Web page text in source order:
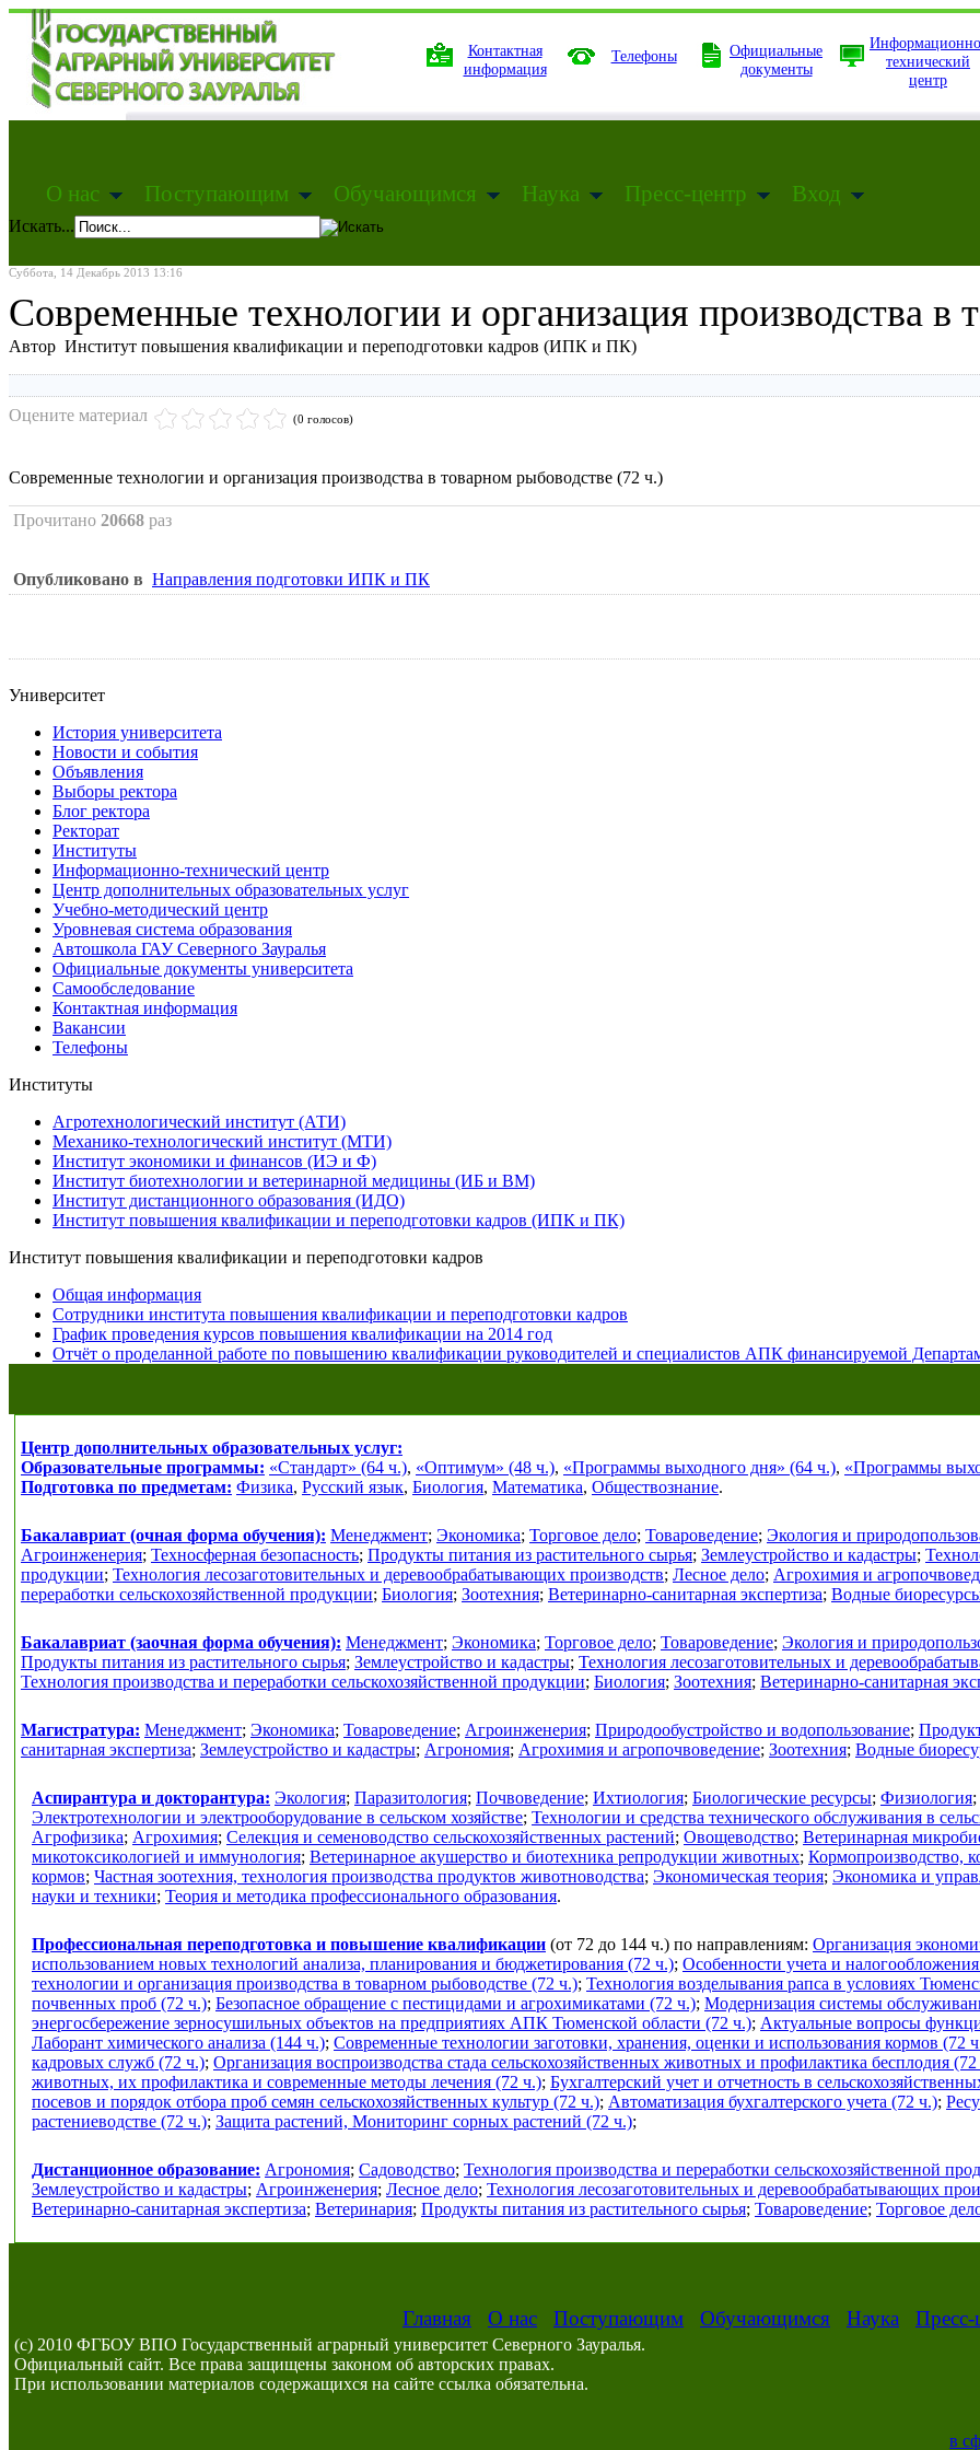
Контактная
информация
Телефоны
Официальные
документы
технический
центр
О нас Поступающим Обучающимся Наука Пресс-центр Вход
Искать...
Суббота, 14 Декабрь 2013 13:16
Современные технологии и организация производства в
Автор Институт повышения квалификации и переподготовки кадров (ИПК и ПК)
Оцените материал (0 голосов)
Современные технологии и организация производства в товарном рыбоводстве (72 ч.)
Прочитано 20668 раз
Опубликовано в Направления подготовки ИПК и ПК
Университет
История университета
Новости и события
Объявления
Выборы ректора
Блог ректора
Ректорат
Институты
Информационно-технический центр
Центр дополнительных образовательных услуг
Учебно-методический центр
Уровневая система образования
Автошкола ГАУ Северного Зауралья
Официальные документы университета
Самообследование
Контактная информация
Вакансии
Телефоны
Институты
Агротехнологический институт (АТИ)
Механико-технологический институт (МТИ)
Институт экономики и финансов (ИЭ и Ф)
Институт биотехнологии и ветеринарной медицины (ИБ и ВМ)
Институт дистанционного образования (ИДО)
Институт повышения квалификации и переподготовки кадров (ИПК и ПК)
Институт повышения квалификации и переподготовки кадров
Общая информация
Сотрудники института повышения квалификации и переподготовки кадров
График проведения курсов повышения квалификации на 2014 год
Отчёт о проделанной работе по повышению квалификации руководителей и специалистов АПК финансируемой
Центр дополнительных образовательных услуг:
Образовательные программы: «Стандарт» (64 ч.), «Оптимум» (48 ч.), «Программы выходного дня» (64 ч.), «Программы
Подготовка по предметам: Физика, Русский язык, Биология, Математика, Обществознание.
Бакалавриат (очная форма обучения): Менеджмент; Экономика; Торговое дело; Товароведение; Экология и
Агроинженерия; Техносферная безопасность; Продукты питания из растительного сырья; Землеустройство и кадастры;
продукции; Технология лесозаготовительных и деревообрабатывающих производств; Лесное дело; Агрохимия и
переработки сельскохозяйственной продукции; Биология; Зоотехния; Ветеринарно-санитарная экспертиза; Водные
Бакалавриат (заочная форма обучения): Менеджмент; Экономика; Торговое дело; Товароведение; Экология и
Продукты питания из растительного сырья; Землеустройство и кадастры; Технология лесозаготовительных и
Технология производства и переработки сельскохозяйственной продукции; Биология; Зоотехния; Ветеринарно-санитарная
Магистратура: Менеджмент; Экономика; Товароведение; Агроинженерия; Природообустройство и водопользование;
санитарная экспертиза; Землеустройство и кадастры; Агрономия; Агрохимия и агропочвоведение; Зоотехния; Водные
Аспирантура и докторантура: Экология; Паразитология; Почвоведение; Ихтиология; Биологические ресурсы; Физиология;
Электротехнологии и электрооборудование в сельском хозяйстве; Технологии и средства технического обслуживания в
Агрофизика; Агрохимия; Селекция и семеноводство сельскохозяйственных растений; Овощеводство; Ветеринарная
микотоксикологией и иммунология; Ветеринарное акушерство и биотехника репродукции животных; Кормопроизводство,
кормов; Частная зоотехния, технология производства продуктов животноводства; Экономическая теория; Экономика и
науки и техники; Теория и методика профессионального образования.
Профессиональная переподготовка и повышение квалификации (от 72 до 144 ч.) по направлениям: Организация
использованием новых технологий анализа, планирования и бюджетирования (72 ч.); Особенности учета и
технологии и организация производства в товарном рыбоводстве (72 ч.); Технология возделывания рапса в условиях
почвенных проб (72 ч.); Безопасное обращение с пестицидами и агрохимикатами (72 ч.); Модернизация системы
энергосбережение зерносушильных объектов на предприятиях АПК Тюменской области (72 ч.); Актуальные вопросы
Лаборант химического анализа (144 ч.); Современные технологии заготовки, хранения, оценки и использования кормов (72
кадровых служб (72 ч.); Организация воспроизводства стада сельскохозяйственных животных и профилактика бесплодия
животных, их профилактика и современные методы лечения (72 ч.); Бухгалтерский учет и отчетность в
посевов и порядок отбора проб семян сельскохозяйственных культур (72 ч.); Автоматизация бухгалтерского учета (72 ч.);
растениеводстве (72 ч.); Защита растений, Мониторинг сорных растений (72 ч.);
Дистанционное образование: Агрономия; Садоводство; Технология производства и переработки сельскохозяйственной
Землеустройство и кадастры; Агроинженерия; Лесное дело; Технология лесозаготовительных и деревообрабатывающих
Ветеринарно-санитарная экспертиза; Ветеринария; Продукты питания из растительного сырья; Товароведение; Торговое
Главная О нас Поступающим Обучающимся Наука Пресс-
(c) 2010 ФГБОУ ВПО Государственный аграрный университет Северного Зауралья.
Официальный сайт. Все права защищены законом об авторских правах.
При использовании материалов содержащихся на сайте ссылка обязательна.
в